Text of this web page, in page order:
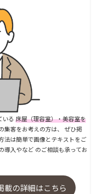
いる 床屋（理容室）・美容室を
集客をお考えの方は、 ぜひ掲
法は簡単で画像とテキストをご
導入やなど のご相談も承ってお
載の詳細はこちら